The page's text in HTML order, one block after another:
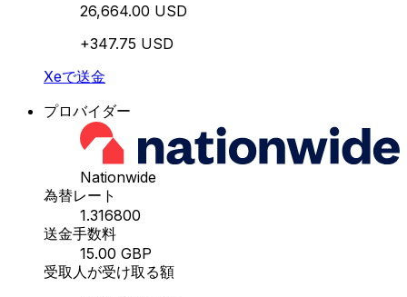
26,664.00 USD
+347.75 USD
Xeで送金
プロバイダー
Nationwide
為替レート
1.316800
送金手数料
15.00 GBP
受取人が受け取る額